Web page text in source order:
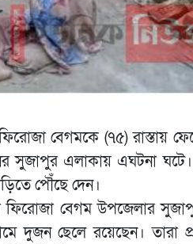
বেগমকে (৭৫) রাস্তায়
সুজাপুর এলাকায় এঘটনা ঘটে।
পৌঁছে দেন।
ফিরোজা বেগম উপজেলার
দুজন ছেলে রয়েছেন। তারা